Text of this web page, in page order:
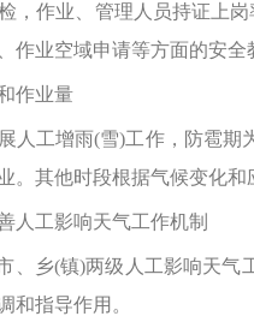
，作业、管理人员持证上
作业空域申请等方面的安
作业量
工增雨(雪)工作，防雹期
。其他时段根据气候变化和
工影响天气工作机制
乡(镇)两级人工影响天气工
和指导作用。